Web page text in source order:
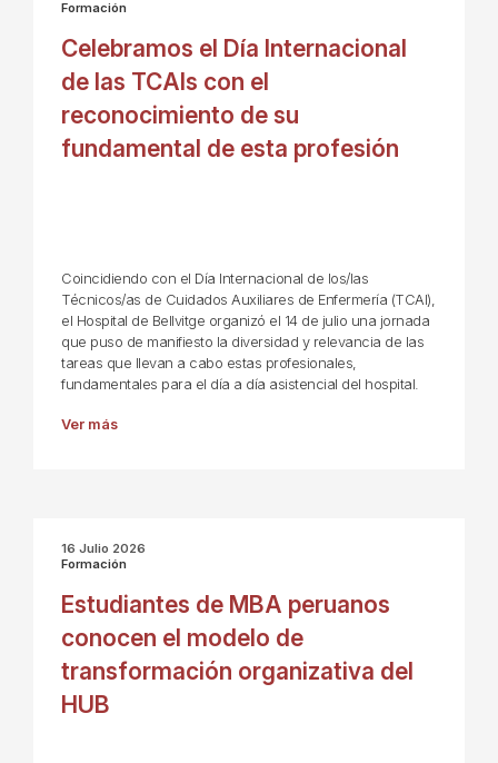
Formación
Celebramos el Día Internacional
de las TCAIs con el
reconocimiento de su
fundamental de esta profesión
Coincidiendo con el Día Internacional de los/las
Técnicos/as de Cuidados Auxiliares de Enfermería (TCAI),
el Hospital de Bellvitge organizó el 14 de julio una jornada
que puso de manifiesto la diversidad y relevancia de las
tareas que llevan a cabo estas profesionales,
fundamentales para el día a día asistencial del hospital.
Ver más
16 Julio 2026
Formación
Estudiantes de MBA peruanos
conocen el modelo de
transformación organizativa del
HUB